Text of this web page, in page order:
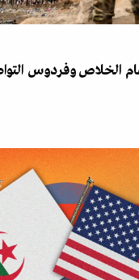
الخلاص وفردوس